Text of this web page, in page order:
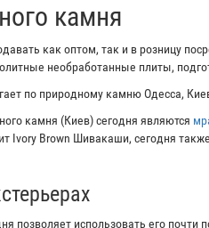
камня
как оптом, так и в розницу
необработанные плиты,
по природному камню Одесса,
камня (Киев) сегодня являются
Ivory Brown Шивакаши, сегодня
позволяет использовать его